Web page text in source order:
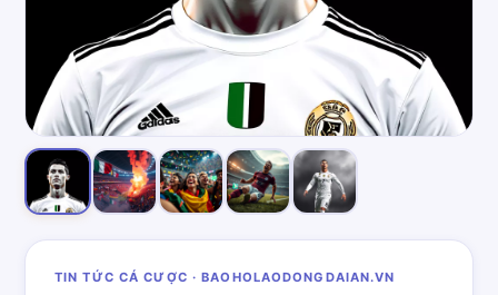
TIN TỨC CÁ CƯỢC · BAOHOLAODONGDAIAN.VN